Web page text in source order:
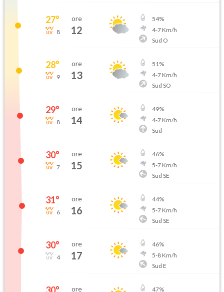
27°
8
ore
12
54%
4-7Km/h
Sud O
28°
9
ore
13
51%
4-7Km/h
Sud SO
29°
8
ore
14
49%
4-7Km/h
Sud
30°
7
ore
15
46%
5-7Km/h
Sud SE
31°
6
ore
16
44%
5-7Km/h
Sud SE
30°
4
ore
17
46%
5-8Km/h
Sud E
ore 47%